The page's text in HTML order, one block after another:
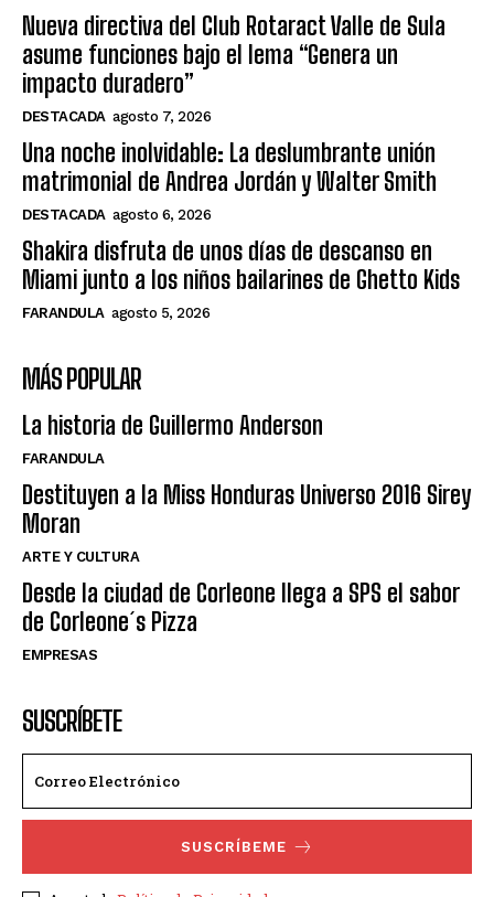
Nueva directiva del Club Rotaract Valle de Sula
asume funciones bajo el lema “Genera un
impacto duradero”
DESTACADA agosto 7, 2026
Una noche inolvidable: La deslumbrante unión
matrimonial de Andrea Jordán y Walter Smith
DESTACADA agosto 6, 2026
Shakira disfruta de unos días de descanso en
Miami junto a los niños bailarines de Ghetto Kids
FARANDULA agosto 5, 2026
MÁS POPULAR
La historia de Guillermo Anderson
FARANDULA
Destituyen a la Miss Honduras Universo 2016 Sirey
Moran
ARTE Y CULTURA
Desde la ciudad de Corleone llega a SPS el sabor
de Corleone´s Pizza
EMPRESAS
SUSCRÍBETE
SUSCRÍBEME